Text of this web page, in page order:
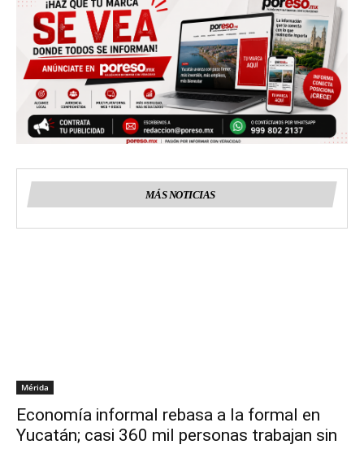
MÁS NOTICIAS
Mérida
Economía informal rebasa a la formal en
Yucatán; casi 360 mil personas trabajan sin